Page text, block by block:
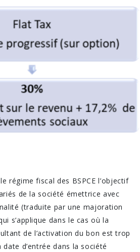
régime fiscal des BSPCE l’objectif
de la société émettrice avec
(traduite par une majoration
s’applique dans le cas où la
de l’activation du bon est trop
d’entrée dans la société